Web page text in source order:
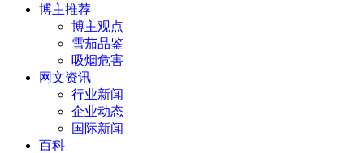
博主推荐
博主观点
雪茄品鉴
吸烟危害
网文资讯
行业新闻
企业动态
国际新闻
百科